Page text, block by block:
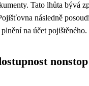
Tato lhůta bývá
následně
na účet pojištěného.
nonstop